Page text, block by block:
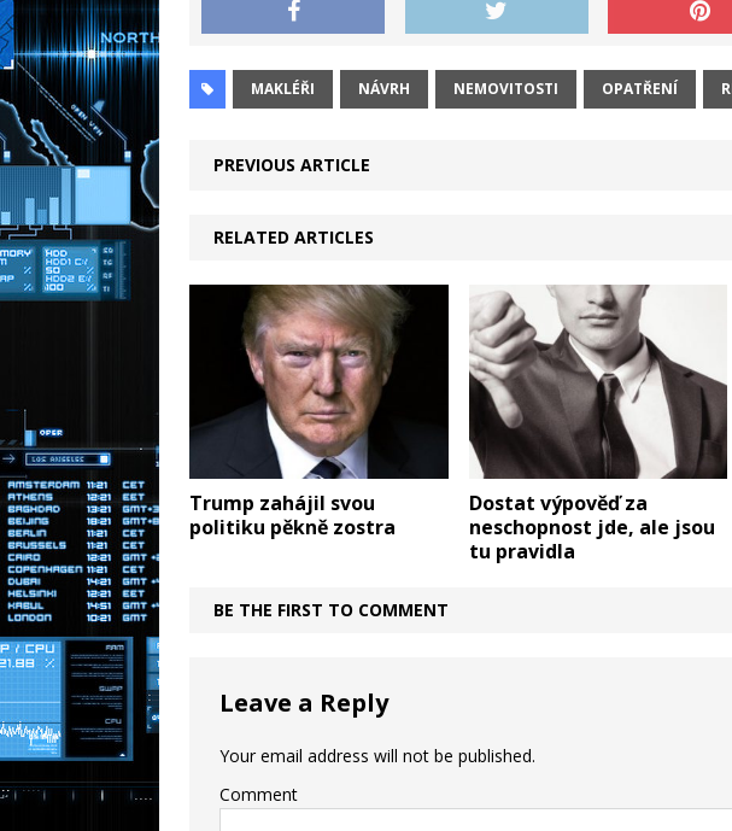
MAKLÉŘI NÁVRH NEMOVITOSTI OPATŘENÍ
PREVIOUS ARTICLE
RELATED ARTICLES
Trump zahájil svou
politiku pěkně zostra
Dostat výpověď za
neschopnost jde, ale jsou
tu pravidla
BE THE FIRST TO COMMENT
Leave a Reply
Your email address will not be published.
Comment